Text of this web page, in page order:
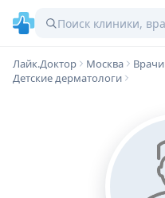
Лайк.Доктор Москва Врачи
Детские дерматологи